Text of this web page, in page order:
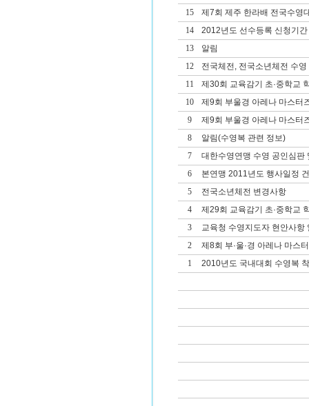
15
제7회 제주 한라배 전국수영
14
2012년도 선수등록 신청기간
13
알림
12
전국체전, 전국소년체전 수
11
제30회 교육감기 초·중학교
10
제9회 부울경 아레나 마스터
9
제9회 부울경 아레나 마스터
8
알림(수영복 관련 정보)
7
대한수영연맹 수영 공인심판
6
본연맹 2011년도 행사일정 건
5
전국소년체전 변경사항
4
제29회 교육감기 초·중학교
3
교육청 수영지도자 현안사항
2
제8회 부·울·경 아레나 마스
1
2010년도 국내대회 수영복